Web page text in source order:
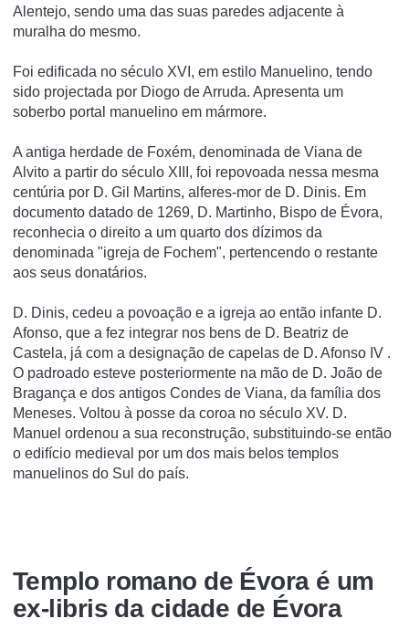
Alentejo, sendo uma das suas paredes adjacente à
muralha do mesmo.
Foi edificada no século XVI, em estilo Manuelino, tendo
sido projectada por Diogo de Arruda. Apresenta um
soberbo portal manuelino em mármore.
A antiga herdade de Foxém, denominada de Viana de
Alvito a partir do século XIII, foi repovoada nessa mesma
centúria por D. Gil Martins, alferes-mor de D. Dinis. Em
documento datado de 1269, D. Martinho, Bispo de Évora,
reconhecia o direito a um quarto dos dízimos da
denominada "igreja de Fochem", pertencendo o restante
aos seus donatários.
D. Dinis, cedeu a povoação e a igreja ao então infante D.
Afonso, que a fez integrar nos bens de D. Beatriz de
Castela, já com a designação de capelas de D. Afonso IV .
O padroado esteve posteriormente na mão de D. João de
Bragança e dos antigos Condes de Viana, da família dos
Meneses. Voltou à posse da coroa no século XV. D.
Manuel ordenou a sua reconstrução, substituindo-se então
o edifício medieval por um dos mais belos templos
manuelinos do Sul do país.
Templo romano de Évora é um
ex-libris da cidade de Évora